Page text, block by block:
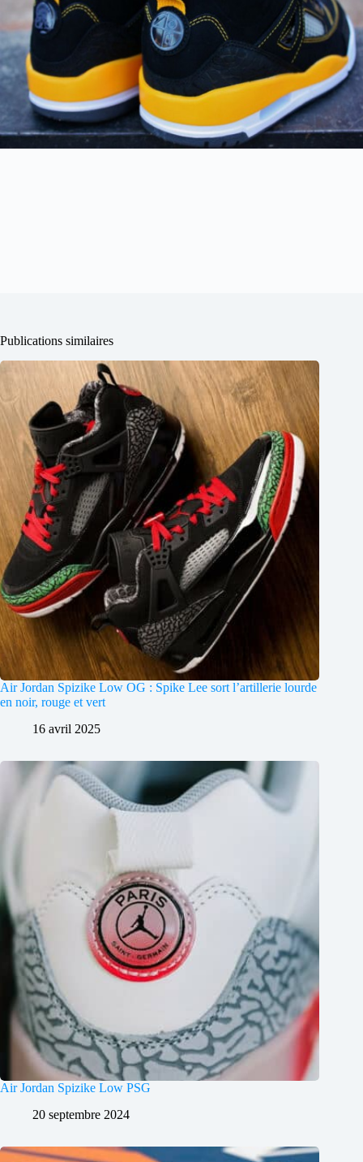
Publications similaires
Air Jordan Spizike Low OG : Spike Lee sort l’artillerie lourde
en noir, rouge et vert
16 avril 2025
Air Jordan Spizike Low PSG
20 septembre 2024